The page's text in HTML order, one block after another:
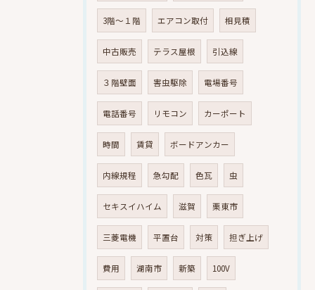
3階～１階 エアコン取付 相見積
中古販売 テラス屋根 引込線
３階壁面 害虫駆除 電場番号
電話番号 リモコン カーポート
時間 賃貸 ボードアンカー
内線規程 急勾配 色瓦 虫
セキスイハイム 滋賀 栗東市
三菱電機 平置台 対策 担ぎ上げ
費用 湖南市 新築 100V